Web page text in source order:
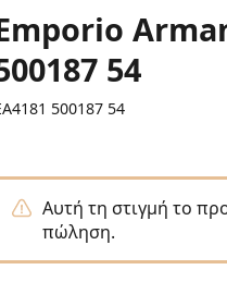
54
500187 54
Αυτή τη στιγμή το
πώληση.